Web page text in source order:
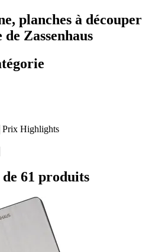
planches à découper
Zassenhaus
Prix Highlights
de 61 produits